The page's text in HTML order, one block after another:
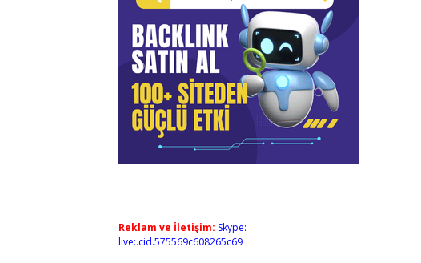
Reklam ve İletişim: Skype:
live:.cid.575569c608265c69